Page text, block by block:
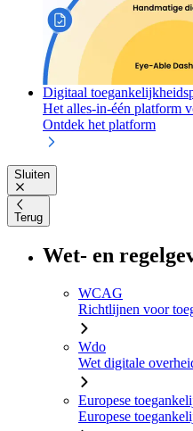
Digitaal
Het alles-in-één platform
Ontdek het platform
Sluiten
Terug
Wet- en
WCAG
Richtlijnen voor
Wdo
Wet digitale
Europese
Europese